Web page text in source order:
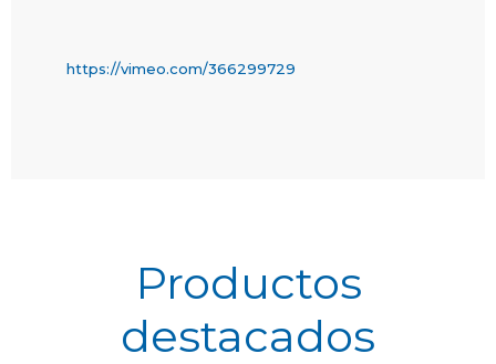
https://vimeo.com/366299729
Productos
destacados